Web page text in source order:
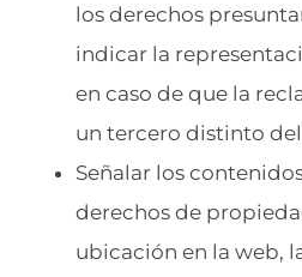
los derechos
indicar la
en caso de que la
un tercero distinto
Señalar los
derechos de
ubicación en la web,